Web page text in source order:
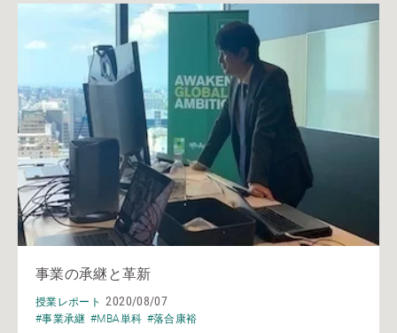
事業の承継と革新
授業レポート 2020/08/07
#事業承継 #MBA単科 #落合康裕